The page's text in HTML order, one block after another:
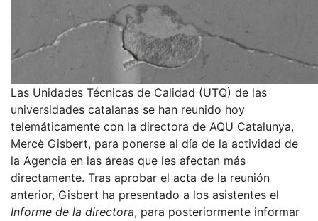
Las Unidades Técnicas de Calidad (UTQ) de las
universidades catalanas se han reunido hoy
telemáticamente con la directora de AQU Catalunya,
Mercè Gisbert, para ponerse al día de la actividad de
la Agencia en las áreas que les afectan más
directamente. Tras aprobar el acta de la reunión
anterior, Gisbert ha presentado a los asistentes el
Informe de la directora, para posteriormente informar